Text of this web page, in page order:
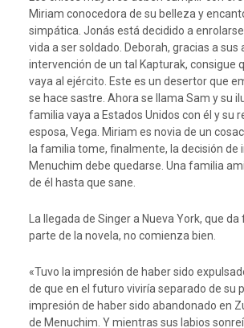
Miriam conocedora de su belleza y
simpática. Jonás está decidido a
vida a ser soldado. Deborah, gracias a sus
intervención de un tal Kapturak, consigue
vaya al ejército. Este es un desertor que
se hace sastre. Ahora se llama Sam y su
familia vaya a Estados Unidos con él y su
esposa, Vega. Miriam es novia de un
la familia tome, finalmente, la decisión de
Menuchim debe quedarse. Una familia
de él hasta que sane.
La llegada de Singer a Nueva York, que
parte de la novela, no comienza bien.
«Tuvo la impresión de haber sido
de que en el futuro viviría separado de su
impresión de haber sido abandonado en
de Menuchim. Y mientras sus labios